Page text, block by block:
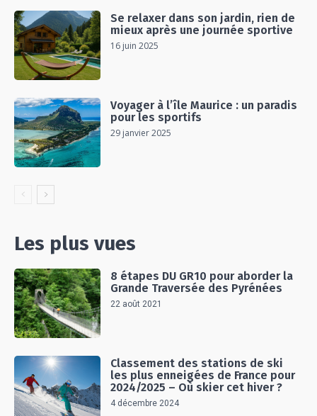
Se relaxer dans son jardin, rien de
mieux après une journée sportive
16 juin 2025
Voyager à l’île Maurice : un paradis
pour les sportifs
29 janvier 2025
Les plus vues
8 étapes DU GR10 pour aborder la
Grande Traversée des Pyrénées
22 août 2021
Classement des stations de ski
les plus enneigées de France pour
2024/2025 – Où skier cet hiver ?
4 décembre 2024